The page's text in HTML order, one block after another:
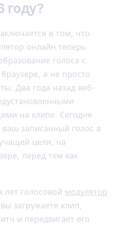
году?
в том, что
онлайн теперь
голоса с
а не просто
Два года назад веб-
на клипе. Сегодня
записанный голос в
цели, на
перед тем как
голосовой модулятор
загружаете клип,
и передвигает его